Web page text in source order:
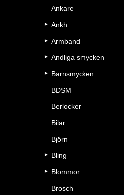
Ankare
Ankh
Armband
Andliga smycken
Barnsmycken
BDSM
Berlocker
Bilar
Björn
Bling
Blommor
Brosch